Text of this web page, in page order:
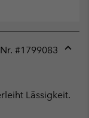
Nr. #1799083
Lässigkeit.